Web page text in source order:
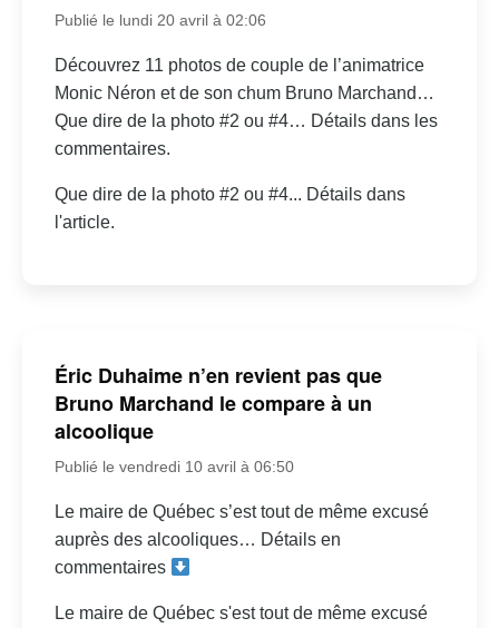
Publié le lundi 20 avril à 02:06
Découvrez 11 photos de couple de l’animatrice
Monic Néron et de son chum Bruno Marchand…
Que dire de la photo #2 ou #4… Détails dans les
commentaires.
Que dire de la photo #2 ou #4... Détails dans
l'article.
Éric Duhaime n’en revient pas que
Bruno Marchand le compare à un
alcoolique
Publié le vendredi 10 avril à 06:50
Le maire de Québec s’est tout de même excusé
auprès des alcooliques… Détails en
commentaires
Le maire de Québec s'est tout de même excusé